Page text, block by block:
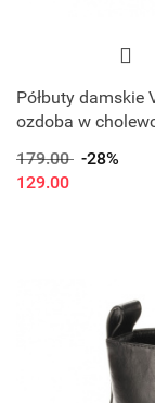
Półbuty damskie
ozdoba w
179.00 -28%
129.00